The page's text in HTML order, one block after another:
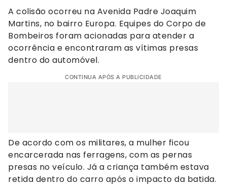
A colisão ocorreu na Avenida Padre Joaquim
Martins, no bairro Europa. Equipes do Corpo de
Bombeiros foram acionadas para atender a
ocorrência e encontraram as vítimas presas
dentro do automóvel.
CONTINUA APÓS A PUBLICIDADE
De acordo com os militares, a mulher ficou
encarcerada nas ferragens, com as pernas
presas no veículo. Já a criança também estava
retida dentro do carro após o impacto da batida.